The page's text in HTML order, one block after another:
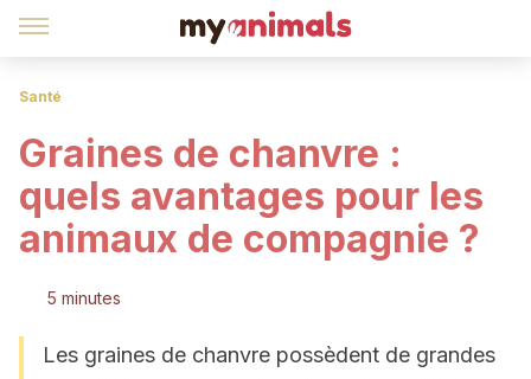
Santé
Graines de chanvre :
quels avantages pour les
animaux de compagnie ?
5 minutes
Les graines de chanvre possèdent de grandes